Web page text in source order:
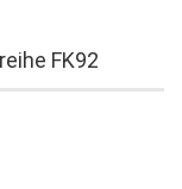
FK92